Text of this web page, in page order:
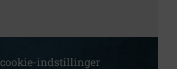
cookie-indstillinger